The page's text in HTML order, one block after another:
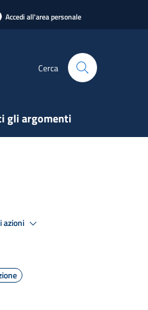
Accedi all'area personale
Cerca
gli argomenti
azioni